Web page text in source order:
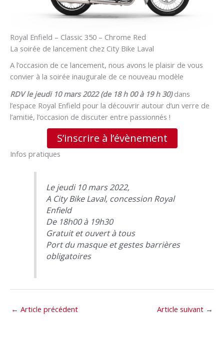
Royal Enfield – Classic 350 – Chrome Red
La soirée de lancement chez City Bike Laval
A l’occasion de ce lancement, nous avons le plaisir de vous
convier à la soirée inaugurale de ce nouveau modèle
RDV le jeudi 10 mars 2022 (de 18 h 00 à 19 h 30)dans
l’espace Royal Enfield pour la découvrir autour d’un verre de
l’amitié, l’occasion de discuter entre passionnés !
S’inscrire à l’évènement
Infos pratiques
Le jeudi 10 mars 2022,
A City Bike Laval, concession Royal
Enfield
De 18h00 à 19h30
Gratuit et ouvert à tous
Port du masque et gestes barrières
obligatoires
← Article précédent Article suivant →